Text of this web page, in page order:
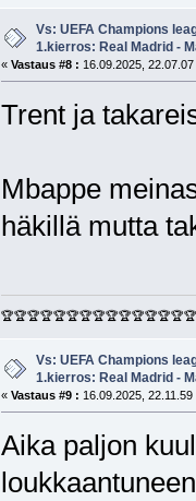
Vs: UEFA Champions
1.kierros: Real Madrid -
« Vastaus #8 : 16.09.2025, 22.07.07
Trent ja
Mbappe
häkillä mutta
🏆🏆🏆🏆🏆🏆🏆🏆🏆🏆🏆🏆🏆🏆🏆
Vs: UEFA Champions
1.kierros: Real Madrid -
« Vastaus #9 : 16.09.2025, 22.11.59
Aika paljon